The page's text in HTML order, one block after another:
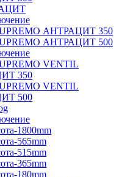
АНТРАЦИТ 350
АНТРАЦИТ 500
VENTIL
350
VENTIL
500
1800mm
565mm
515mm
365mm
180mm